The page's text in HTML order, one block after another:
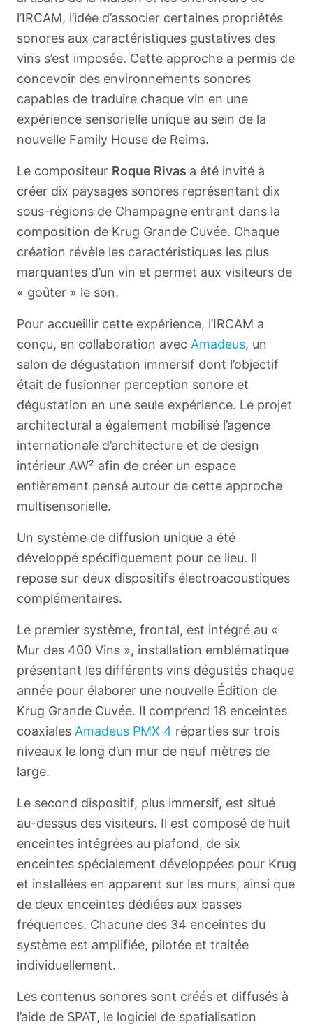
l’IRCAM, l’idée d’associer certaines propriétés
sonores aux caractéristiques gustatives des
vins s’est imposée. Cette approche a permis de
concevoir des environnements sonores
capables de traduire chaque vin en une
expérience sensorielle unique au sein de la
nouvelle Family House de Reims.
Le compositeur Roque Rivas a été invité à
créer dix paysages sonores représentant dix
sous-régions de Champagne entrant dans la
composition de Krug Grande Cuvée. Chaque
création révèle les caractéristiques les plus
marquantes d’un vin et permet aux visiteurs de
« goûter » le son.
Pour accueillir cette expérience, l’IRCAM a
conçu, en collaboration avec Amadeus, un
salon de dégustation immersif dont l’objectif
était de fusionner perception sonore et
dégustation en une seule expérience. Le projet
architectural a également mobilisé l’agence
internationale d’architecture et de design
intérieur AW² afin de créer un espace
entièrement pensé autour de cette approche
multisensorielle.
Un système de diffusion unique a été
développé spécifiquement pour ce lieu. Il
repose sur deux dispositifs électroacoustiques
complémentaires.
Le premier système, frontal, est intégré au «
Mur des 400 Vins », installation emblématique
présentant les différents vins dégustés chaque
année pour élaborer une nouvelle Édition de
Krug Grande Cuvée. Il comprend 18 enceintes
coaxiales Amadeus PMX 4 réparties sur trois
niveaux le long d’un mur de neuf mètres de
large.
Le second dispositif, plus immersif, est situé
au-dessus des visiteurs. Il est composé de huit
enceintes intégrées au plafond, de six
enceintes spécialement développées pour Krug
et installées en apparent sur les murs, ainsi que
de deux enceintes dédiées aux basses
fréquences. Chacune des 34 enceintes du
système est amplifiée, pilotée et traitée
individuellement.
Les contenus sonores sont créés et diffusés à
l’aide de SPAT, le logiciel de spatialisation